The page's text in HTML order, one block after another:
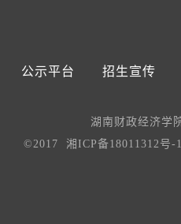
公示平台 招生宣传
湖南财政经济学
©2017 湘ICP备18011312号-